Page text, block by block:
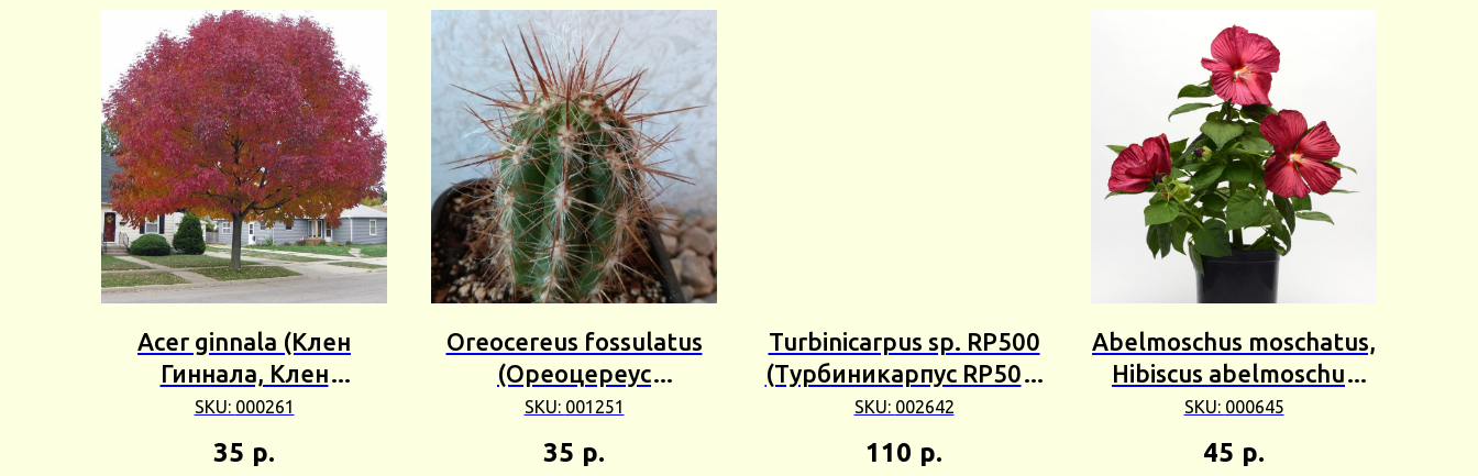
Acer ginnala (Клен
Гиннала, Клен
приречный) 3шт Сбор
25г
SKU: 000261
35 р.
Oreocereus fossulatus
(Ореоцереус
каменный) 3шт Сбор
25г
SKU: 001251
35 р.
Turbinicarpus sp. RP500
(Турбиникарпус RP500)
1шт Сбор 25г
SKU: 002642
110 р.
Abelmoschus moschatus,
Hibiscus abelmoschus
(Гибискус мускусный)
5шт Сбор 24г
SKU: 000645
45 р.